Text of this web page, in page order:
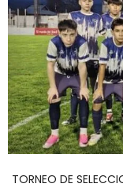
TORNEO DE